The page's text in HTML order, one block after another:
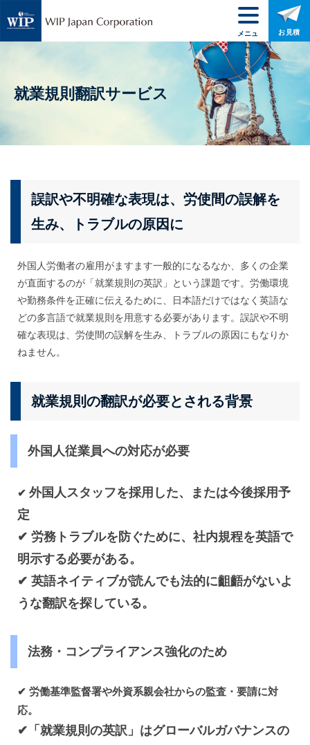
就業規則翻訳サービス
誤訳や不明確な表現は、労使間の誤解を
生み、トラブルの原因に
外国人労働者の雇用がますます一般的になるなか、多くの企業
が直面するのが「就業規則の英訳」という課題です。労働環境
や勤務条件を正確に伝えるために、日本語だけではなく英語な
どの多言語で就業規則を用意する必要があります。誤訳や不明
確な表現は、労使間の誤解を生み、トラブルの原因にもなりか
ねません。
就業規則の翻訳が必要とされる背景
外国人従業員への対応が必要
✔ 外国人スタッフを採用した、または今後採用予
定
✔ 労務トラブルを防ぐために、社内規程を英語で
明示する必要がある。
✔ 英語ネイティブが読んでも法的に齟齬がないよ
うな翻訳を探している。
法務・コンプライアンス強化のため
✔ 労働基準監督署や外資系親会社からの監査・要請に対
応。
✔ 「就業規則の英訳」 はグローバルガバナンスの
メニュ
ー
お見積